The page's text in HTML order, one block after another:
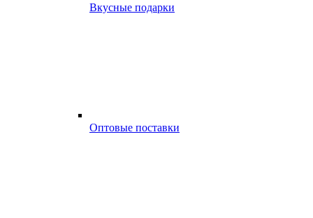
Вкусные подарки
Оптовые поставки